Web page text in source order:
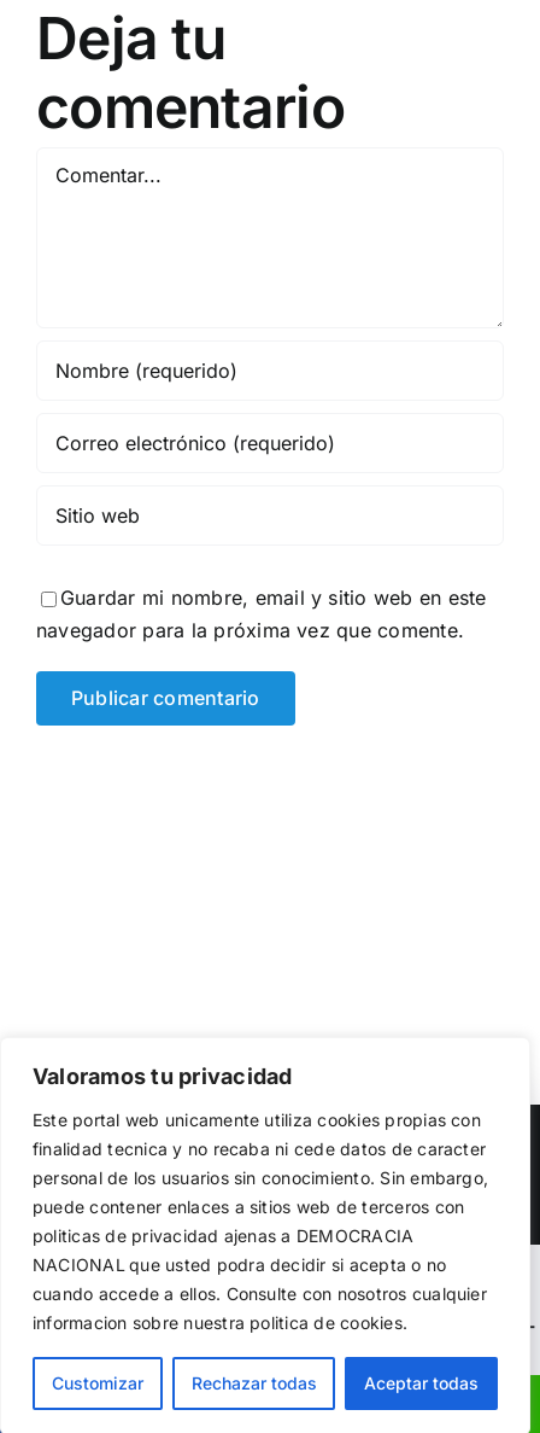
Valoramos tu privacidad
Este portal web unicamente utiliza cookies propias con
finalidad tecnica y no recaba ni cede datos de caracter
personal de los usuarios sin conocimiento. Sin embargo,
puede contener enlaces a sitios web de terceros con
politicas de privacidad ajenas a DEMOCRACIA
NACIONAL que usted podra decidir si acepta o no
cuando accede a ellos. Consulte con nosotros cualquier
informacion sobre nuestra politica de cookies.
Customizar Rechazar todas Aceptar todas
Deja tu
comentario
Comentar
Guardar mi nombre, email y sitio web en este
navegador para la próxima vez que comente.
Copyright 2023 |Democracia Nacional | All Rights Reserved
Facebook
TwitterInstagram
Warning: Undefined variable $visibility_homepage in
/home/demopwcr/public_html/wp-content/plugins/kn-
mobile-sharebar/kn_mobile_sharebar.phpon line71
el funcionamiento de la web, medir su uso y mejorar
nuestros servicios. Puede aceptar todas las cookies,
rechazar las no necesarias o configurar sus preferencias.
Política de cookies
Aceptar todo
Rechazar
Configurar